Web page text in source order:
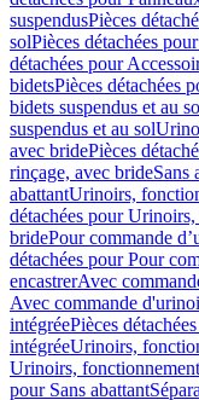
suspendusPièces
solPièces détachées
détachées pour
bidetsPièces détachées
bidets suspendus et au
suspendus et au sol
avec bridePièces
rinçage, avec brideSans
abattantUrinoirs,
détachées pour
bridePour commande
détachées pour Pour
encastrerAvec
Avec commande
intégréePièces
intégréeUrinoirs,
Urinoirs, fonctionnement
pour Sans abattant